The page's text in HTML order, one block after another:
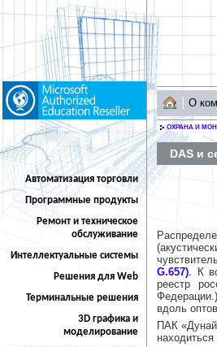
Автоматизация торговли
Программные продукты
Ремонт и техническое
обслуживание
Интеллектуальные системы
Решения для Web
Терминальные решения
3D графика и
моделирование
О
ОХРАНА И
DAS и
G.657) . К
реестр
вдоль
ПАК